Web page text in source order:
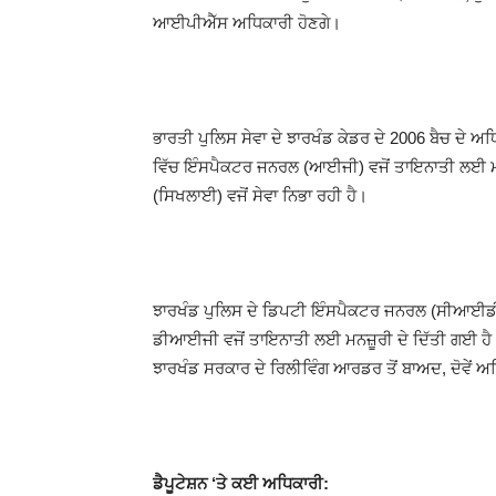
ਆਈਪੀਐੱਸ ਅਧਿਕਾਰੀ ਹੋਣਗੇ।
ਭਾਰਤੀ ਪੁਲਿਸ ਸੇਵਾ ਦੇ ਝਾਰਖੰਡ ਕੇਡਰ ਦੇ 2006 ਬੈਚ ਦੇ
ਵਿੱਚ ਇੰਸਪੈਕਟਰ ਜਨਰਲ (ਆਈਜੀ) ਵਜੋਂ ਤਾਇਨਾਤੀ ਲਈ
(ਸਿਖਲਾਈ) ਵਜੋਂ ਸੇਵਾ ਨਿਭਾ ਰਹੀ ਹੈ।
ਝਾਰਖੰਡ ਪੁਲਿਸ ਦੇ ਡਿਪਟੀ ਇੰਸਪੈਕਟਰ ਜਨਰਲ
ਡੀਆਈਜੀ ਵਜੋਂ ਤਾਇਨਾਤੀ ਲਈ ਮਨਜ਼ੂਰੀ ਦੇ ਦਿੱਤੀ ਗਈ
ਝਾਰਖੰਡ ਸਰਕਾਰ ਦੇ ਰਿਲੀਵਿੰਗ ਆਰਡਰ ਤੋਂ ਬਾਅਦ, ਦੋਵੇਂ
ਡੈਪੂਟੇਸ਼ਨ ‘ਤੇ ਕਈ ਅਧਿਕਾਰੀ: